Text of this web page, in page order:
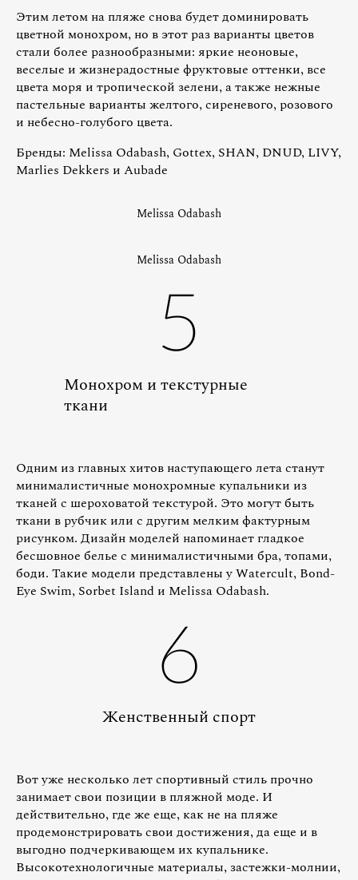
Этим летом на пляже снова будет доминировать
цветной монохром, но в этот раз варианты цветов
стали более разнообразными: яркие неоновые,
веселые и жизнерадостные фруктовые оттенки, все
цвета моря и тропической зелени, а также нежные
пастельные варианты желтого, сиреневого, розового
и небесно-голубого цвета.
Бренды: Melissa Odabash, Gottex, SHAN, DNUD, LIVY,
Marlies Dekkers и Aubade
Melissa Odabash
Melissa Odabash
5
Монохром и текстурные
ткани
Одним из главных хитов наступающего лета станут
минималистичные монохромные купальники из
тканей с шероховатой текстурой. Это могут быть
ткани в рубчик или с другим мелким фактурным
рисунком. Дизайн моделей напоминает гладкое
бесшовное белье с минималистичными бра, топами,
боди. Такие модели представлены у Watercult, Bond-
Eye Swim, Sorbet Island и Melissa Odabash.
6
Женственный спорт
Вот уже несколько лет спортивный стиль прочно
занимает свои позиции в пляжной моде. И
действительно, где же еще, как не на пляже
продемонстрировать свои достижения, да еще и в
выгодно подчеркивающем их купальнике.
Высокотехнологичные материалы, застежки-молнии,